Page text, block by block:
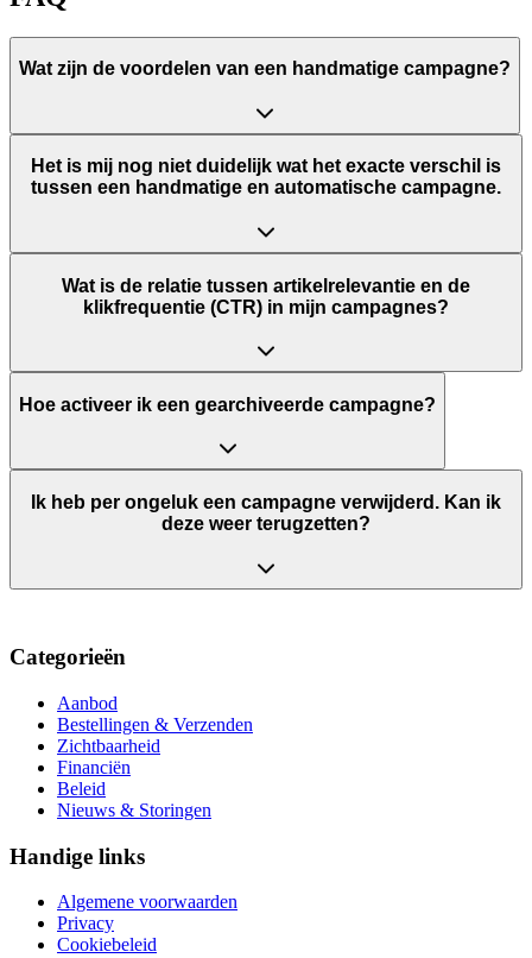
Wat zijn de voordelen van een handmatige campagne?
Het is mij nog niet duidelijk wat het exacte verschil is
tussen een handmatige en automatische campagne.
Wat is de relatie tussen artikelrelevantie en de
klikfrequentie (CTR) in mijn campagnes?
Hoe activeer ik een gearchiveerde campagne?
Ik heb per ongeluk een campagne verwijderd. Kan ik
deze weer terugzetten?
Categorieën
Aanbod
Bestellingen & Verzenden
Zichtbaarheid
Financiën
Beleid
Nieuws & Storingen
Handige links
Algemene voorwaarden
Privacy
Cookiebeleid